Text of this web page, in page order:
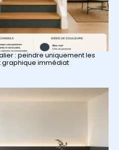
: peindre uniquement les
graphique immédiat